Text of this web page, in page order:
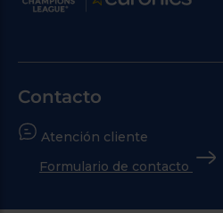
Contacto
Atención cliente
Formulario de contacto